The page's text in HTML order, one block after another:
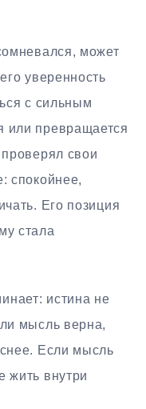
может
уверенность
с сильным
или превращается
свои
спокойнее,
Его позиция
стала
истина не
мысль верна,
Если мысль
жить внутри